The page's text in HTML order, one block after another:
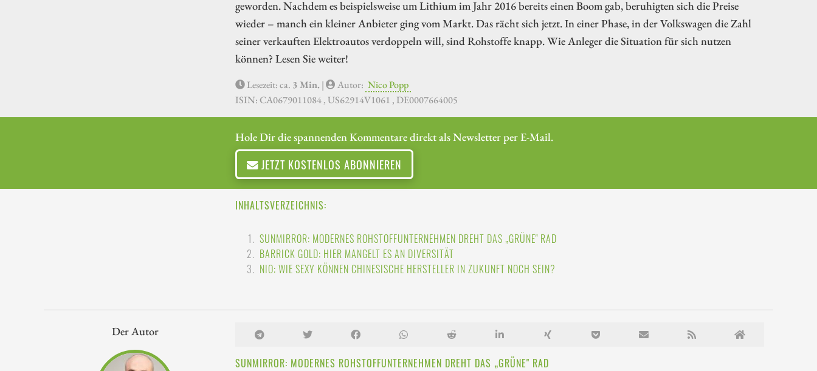
geworden. Nachdem es beispielsweise um Lithium im Jahr 2016 bereits einen Boom gab, beruhigten sich die Preise
wieder – manch ein kleiner Anbieter ging vom Markt. Das rächt sich jetzt. In einer Phase, in der Volkswagen die Zahl
seiner verkauften Elektroautos verdoppeln will, sind Rohstoffe knapp. Wie Anleger die Situation für sich nutzen
können? Lesen Sie weiter!
Lesezeit: ca. 3 Min. | Autor: Nico Popp
ISIN: CA0679011084 , US62914V1061 , DE0007664005
Hole Dir die spannenden Kommentare direkt als Newsletter per E-Mail.
JETZT KOSTENLOS ABONNIEREN
INHALTSVERZEICHNIS:
SUNMIRROR: MODERNES ROHSTOFFUNTERNEHMEN DREHT DAS „GRÜNE" RAD
BARRICK GOLD: HIER MANGELT ES AN DIVERSITÄT
NIO: WIE SEXY KÖNNEN CHINESISCHE HERSTELLER IN ZUKUNFT NOCH SEIN?
Der Autor
SUNMIRROR: MODERNES ROHSTOFFUNTERNEHMEN DREHT DAS „GRÜNE" RAD